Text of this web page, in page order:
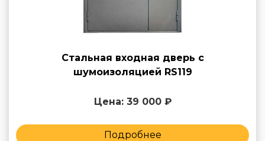
Стальная входная дверь с
шумоизоляцией RS119
Цена: 39 000 ₽
Подробнее